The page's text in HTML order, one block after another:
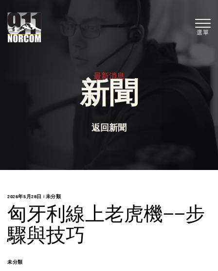
選單
最新消息
新聞
返回新聞
2026年5月28日 | 未分類
匈牙利線上老虎機——步
驟與技巧
未分類